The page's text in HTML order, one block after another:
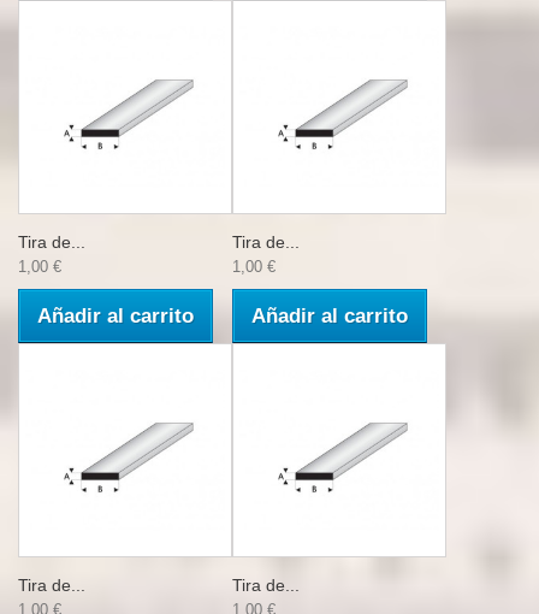
Tira de...
1,00 €
Añadir al carrito
Tira de...
1,00 €
Añadir al carrito
Tira de...
1,00 €
Tira de...
1,00 €